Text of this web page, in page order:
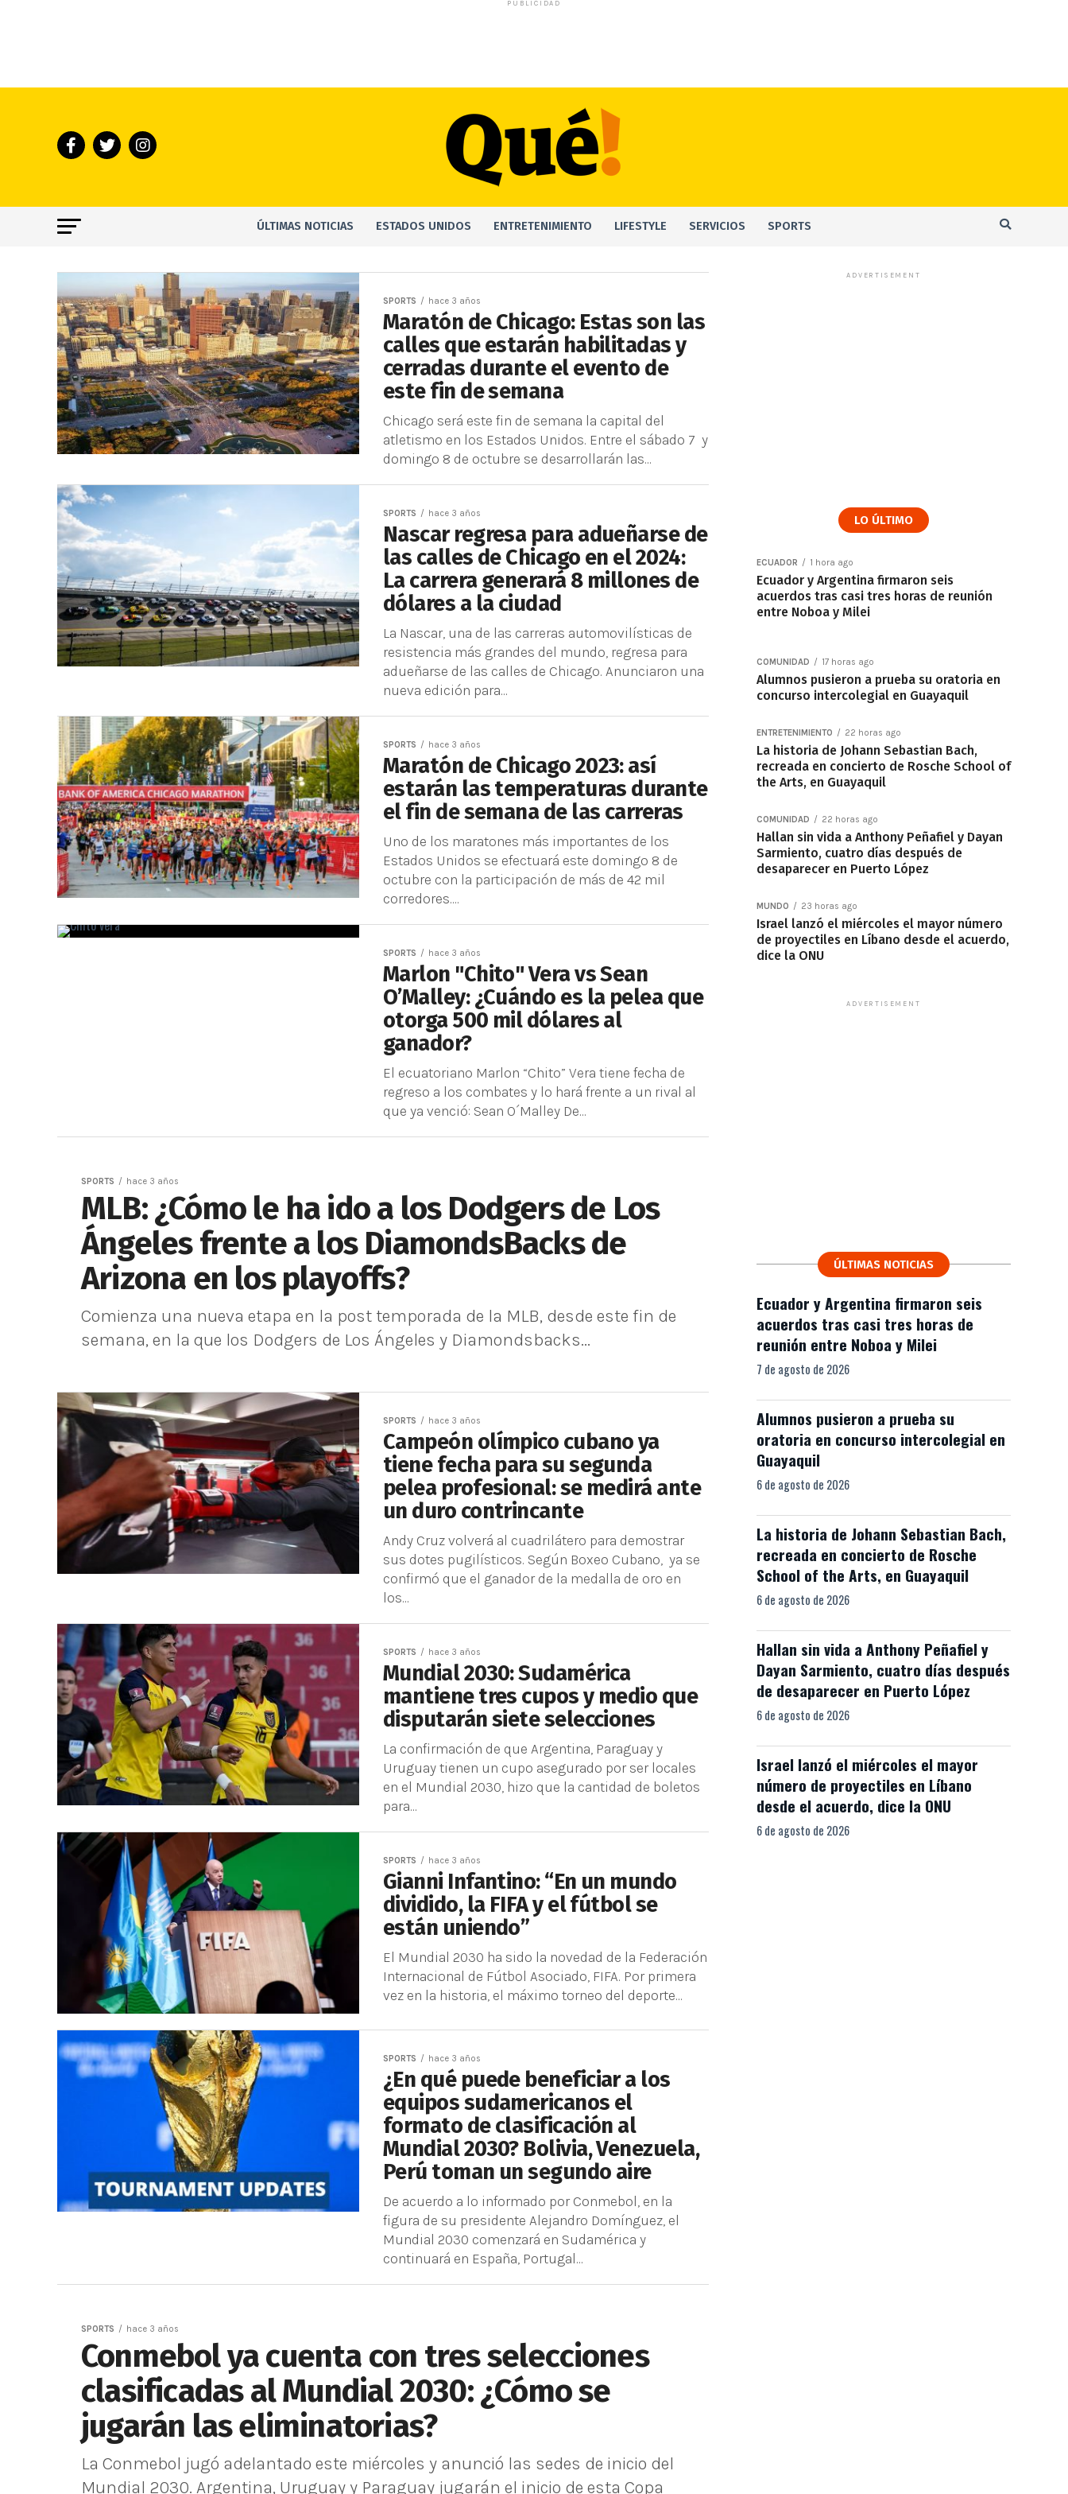
PUBLICIDAD
ÚLTIMAS NOTICIAS ESTADOS UNIDOS ENTRETENIMIENTO LIFESTYLE SERVICIOS SPORTS
SPORTS hace 3 años
Maratón de Chicago: Estas son las
calles que estarán habilitadas y
cerradas durante el evento de
este fin de semana
Chicago será este fin de semana la capital del
atletismo en los Estados Unidos. Entre el sábado 7 y
domingo 8 de octubre se desarrollarán las...
SPORTS hace 3 años
Nascar regresa para adueñarse de
las calles de Chicago en el 2024:
La carrera generará 8 millones de
dólares a la ciudad
La Nascar, una de las carreras automovilísticas de
resistencia más grandes del mundo, regresa para
adueñarse de las calles de Chicago. Anunciaron una
nueva edición para...
SPORTS hace 3 años
Maratón de Chicago 2023: así
estarán las temperaturas durante
el fin de semana de las carreras
Uno de los maratones más importantes de los
Estados Unidos se efectuará este domingo 8 de
octubre con la participación de más de 42 mil
corredores....
SPORTS hace 3 años
Marlon "Chito" Vera vs Sean
O’Malley: ¿Cuándo es la pelea que
otorga 500 mil dólares al
ganador?
El ecuatoriano Marlon “Chito” Vera tiene fecha de
regreso a los combates y lo hará frente a un rival al
que ya venció: Sean O´Malley De...
SPORTS hace 3 años
MLB: ¿Cómo le ha ido a los Dodgers de Los
Ángeles frente a los DiamondsBacks de
Arizona en los playoffs?
Comienza una nueva etapa en la post temporada de la MLB, desde este fin de
semana, en la que los Dodgers de Los Ángeles y Diamondsbacks...
SPORTS hace 3 años
Campeón olímpico cubano ya
tiene fecha para su segunda
pelea profesional: se medirá ante
un duro contrincante
Andy Cruz volverá al cuadrilátero para demostrar
sus dotes pugilísticos. Según Boxeo Cubano, ya se
confirmó que el ganador de la medalla de oro en
los...
SPORTS hace 3 años
Mundial 2030: Sudamérica
mantiene tres cupos y medio que
disputarán siete selecciones
La confirmación de que Argentina, Paraguay y
Uruguay tienen un cupo asegurado por ser locales
en el Mundial 2030, hizo que la cantidad de boletos
para...
SPORTS hace 3 años
Gianni Infantino: “En un mundo
dividido, la FIFA y el fútbol se
están uniendo”
El Mundial 2030 ha sido la novedad de la Federación
Internacional de Fútbol Asociado, FIFA. Por primera
vez en la historia, el máximo torneo del deporte...
SPORTS hace 3 años
¿En qué puede beneficiar a los
equipos sudamericanos el
formato de clasificación al
Mundial 2030? Bolivia, Venezuela,
Perú toman un segundo aire
De acuerdo a lo informado por Conmebol, en la
figura de su presidente Alejandro Domínguez, el
Mundial 2030 comenzará en Sudamérica y
continuará en España, Portugal...
SPORTS hace 3 años
Conmebol ya cuenta con tres selecciones
clasificadas al Mundial 2030: ¿Cómo se
jugarán las eliminatorias?
La Conmebol jugó adelantado este miércoles y anunció las sedes de inicio del
Mundial 2030. Argentina, Uruguay y Paraguay jugarán el inicio de esta Copa
ADVERTISEMENT
LO ÚLTIMO
ECUADOR 1 hora ago
Ecuador y Argentina firmaron seis
acuerdos tras casi tres horas de reunión
entre Noboa y Milei
COMUNIDAD 17 horas ago
Alumnos pusieron a prueba su oratoria en
concurso intercolegial en Guayaquil
ENTRETENIMIENTO 22 horas ago
La historia de Johann Sebastian Bach,
recreada en concierto de Rosche School of
the Arts, en Guayaquil
COMUNIDAD 22 horas ago
Hallan sin vida a Anthony Peñafiel y Dayan
Sarmiento, cuatro días después de
desaparecer en Puerto López
MUNDO 23 horas ago
Israel lanzó el miércoles el mayor número
de proyectiles en Líbano desde el acuerdo,
dice la ONU
ADVERTISEMENT
ÚLTIMAS NOTICIAS
Ecuador y Argentina firmaron seis
acuerdos tras casi tres horas de
reunión entre Noboa y Milei
7 de agosto de 2026
Alumnos pusieron a prueba su
oratoria en concurso intercolegial en
Guayaquil
6 de agosto de 2026
La historia de Johann Sebastian Bach,
recreada en concierto de Rosche
School of the Arts, en Guayaquil
6 de agosto de 2026
Hallan sin vida a Anthony Peñafiel y
Dayan Sarmiento, cuatro días después
de desaparecer en Puerto López
6 de agosto de 2026
Israel lanzó el miércoles el mayor
número de proyectiles en Líbano
desde el acuerdo, dice la ONU
6 de agosto de 2026